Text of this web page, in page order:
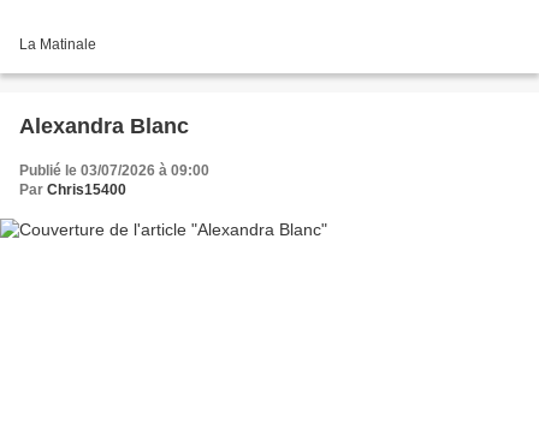
La Matinale
Alexandra Blanc
Publié le 03/07/2026 à 09:00
Par Chris15400